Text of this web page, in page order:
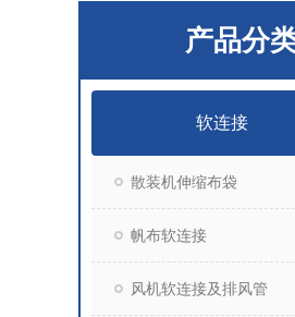
产品分
软连接
散装机伸缩布袋
帆布软连接
风机软连接及排风管